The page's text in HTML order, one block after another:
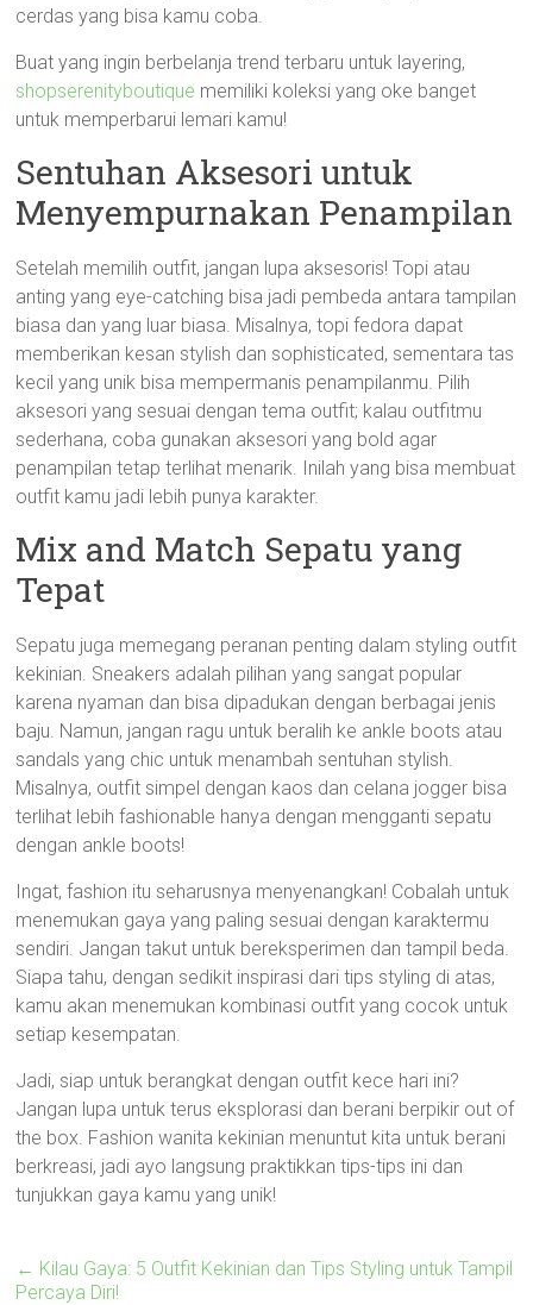
cerdas yang bisa kamu coba.
Buat yang ingin berbelanja trend terbaru untuk layering,
shopserenityboutique memiliki koleksi yang oke banget
untuk memperbarui lemari kamu!
Sentuhan Aksesori untuk
Menyempurnakan Penampilan
Setelah memilih outfit, jangan lupa aksesoris! Topi atau
anting yang eye-catching bisa jadi pembeda antara tampilan
biasa dan yang luar biasa. Misalnya, topi fedora dapat
memberikan kesan stylish dan sophisticated, sementara tas
kecil yang unik bisa mempermanis penampilanmu. Pilih
aksesori yang sesuai dengan tema outfit; kalau outfitmu
sederhana, coba gunakan aksesori yang bold agar
penampilan tetap terlihat menarik. Inilah yang bisa membuat
outfit kamu jadi lebih punya karakter.
Mix and Match Sepatu yang
Tepat
Sepatu juga memegang peranan penting dalam styling outfit
kekinian. Sneakers adalah pilihan yang sangat popular
karena nyaman dan bisa dipadukan dengan berbagai jenis
baju. Namun, jangan ragu untuk beralih ke ankle boots atau
sandals yang chic untuk menambah sentuhan stylish.
Misalnya, outfit simpel dengan kaos dan celana jogger bisa
terlihat lebih fashionable hanya dengan mengganti sepatu
dengan ankle boots!
Ingat, fashion itu seharusnya menyenangkan! Cobalah untuk
menemukan gaya yang paling sesuai dengan karaktermu
sendiri. Jangan takut untuk bereksperimen dan tampil beda.
Siapa tahu, dengan sedikit inspirasi dari tips styling di atas,
kamu akan menemukan kombinasi outfit yang cocok untuk
setiap kesempatan.
Jadi, siap untuk berangkat dengan outfit kece hari ini?
Jangan lupa untuk terus eksplorasi dan berani berpikir out of
the box. Fashion wanita kekinian menuntut kita untuk berani
berkreasi, jadi ayo langsung praktikkan tips-tips ini dan
tunjukkan gaya kamu yang unik!
← Kilau Gaya: 5 Outfit Kekinian dan Tips Styling untuk Tampil
Percaya Diri!